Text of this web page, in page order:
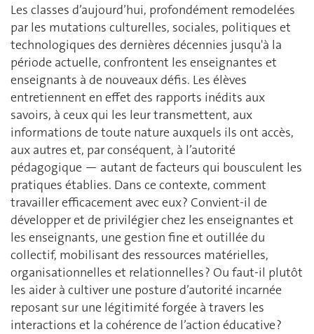
Les classes d’aujourd’hui, profondément remodelées
par les mutations culturelles, sociales, politiques et
technologiques des dernières décennies jusqu'à la
période actuelle, confrontent les enseignantes et
enseignants à de nouveaux défis. Les élèves
entretiennent en effet des rapports inédits aux
savoirs, à ceux qui les leur transmettent, aux
informations de toute nature auxquels ils ont accès,
aux autres et, par conséquent, à l’autorité
pédagogique — autant de facteurs qui bousculent les
pratiques établies. Dans ce contexte, comment
travailler efficacement avec eux ? Convient-il de
développer et de privilégier chez les enseignantes et
les enseignants, une gestion fine et outillée du
collectif, mobilisant des ressources matérielles,
organisationnelles et relationnelles ? Ou faut-il plutôt
les aider à cultiver une posture d’autorité incarnée
reposant sur une légitimité forgée à travers les
interactions et la cohérence de l’action éducative ?